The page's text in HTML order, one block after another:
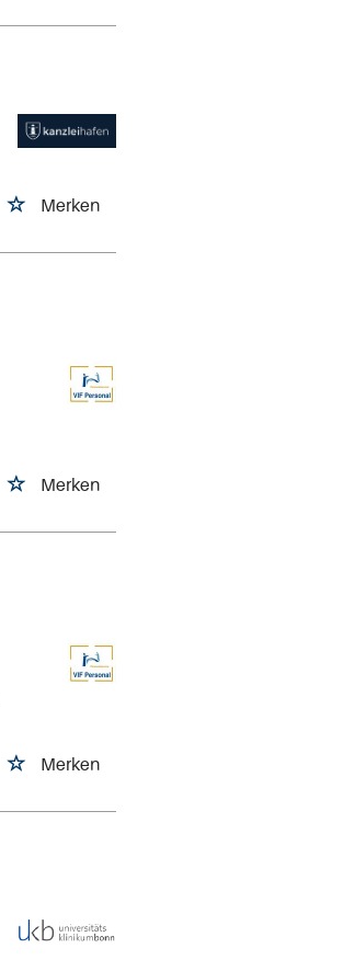
Merken
Merken
Merken